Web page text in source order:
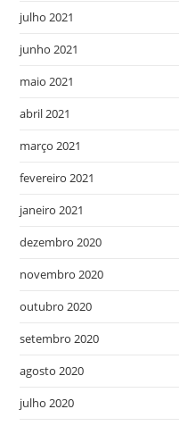
julho 2021
junho 2021
maio 2021
abril 2021
março 2021
fevereiro 2021
janeiro 2021
dezembro 2020
novembro 2020
outubro 2020
setembro 2020
agosto 2020
julho 2020